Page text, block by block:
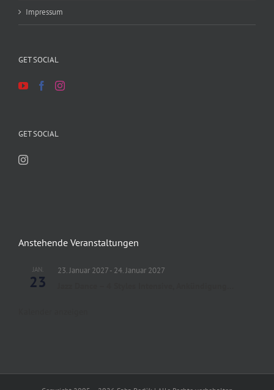
Impressum
GET SOCIAL
GET SOCIAL
Anstehende Veranstaltungen
JAN.
23
23. Januar 2027- 24. Januar 2027